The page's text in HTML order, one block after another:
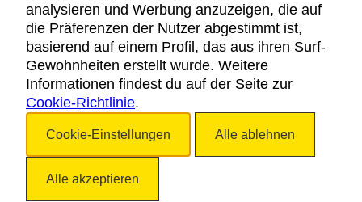
RECHTLICHER HINWEIS
DATENSCHUTZICHTLINIE
COOKIES
BARRIEREFREIHEIT
analysieren und Werbung anzuzeigen, die auf
die Präferenzen der Nutzer abgestimmt ist,
basierend auf einem Profil, das aus ihren Surf-
Gewohnheiten erstellt wurde. Weitere
Informationen findest du auf der Seite zur
Cookie-Richtlinie.
Cookie-Einstellungen Alle ablehnen
Alle akzeptieren